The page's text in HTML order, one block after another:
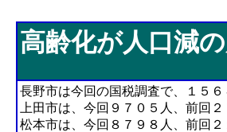
高齢化が人口減
長野市は今回の国税調査で、１５
上田市は、今回９７０５人、前回２
松本市は、今回８７９８人、前回２